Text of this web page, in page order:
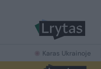
Karas Ukrainoje